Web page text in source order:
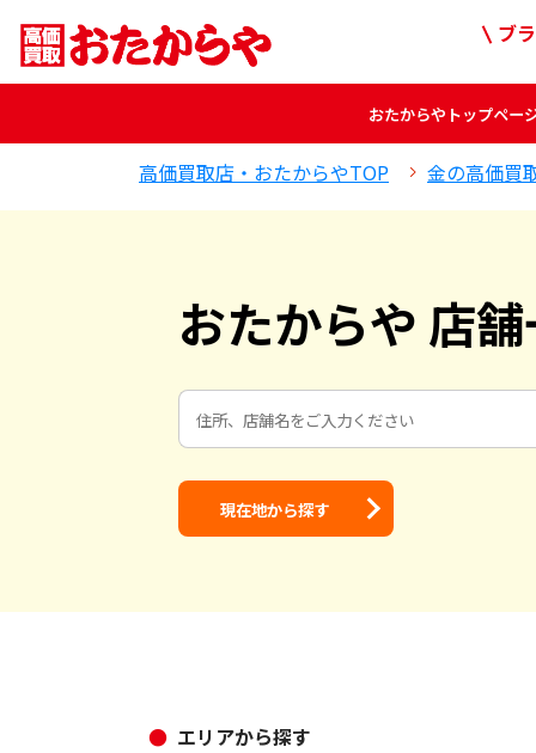
ブ
おたからや トップペー
高価買取店・おたからやTOP 金の高価買
おたからや 店
現在地から探す
エリアから探す